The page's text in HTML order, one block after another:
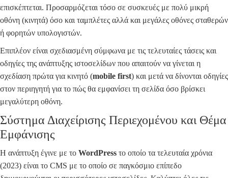
επισκέπτεται. Προσαρμόζεται τόσο σε συσκευές με πολύ μικρή
οθόνη (κινητά) όσο και ταμπλέτες αλλά και μεγάλες οθόνες σταθερών
ή φορητών υπολογιστών.
Επιπλέον είναι σχεδιασμένη σύμφωνα με τις τελευταίες τάσεις και
οδηγίες της ανάπτυξης ιστοσελίδων που απαιτούν να γίνεται η
σχεδίαση πρώτα για κινητό (mobile first) και μετά να δίνονται οδηγίες
στον περιηγητή για το πώς θα εμφανίσει τη σελίδα όσο βρίσκει
μεγαλύτερη οθόνη.
Σύστημα Διαχείρισης Περιεχομένου και Θέμα
Εμφάνισης
Η ανάπτυξη έγινε με το WordPress το οποίο τα τελευταία χρόνια
(2023) είναι το CMS με το οποίο σε παγκόσμιο επίπεδο